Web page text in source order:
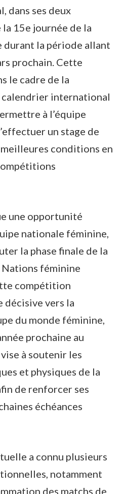
dans ses deux
la 15e journée de la
durant la période allant
prochain. Cette
le cadre de la
international
à l’équipe
un stage de
conditions en
une opportunité
nationale féminine,
la phase finale de la
Nations féminine
compétition
décisive vers la
du monde féminine,
prochaine au
à soutenir les
et physiques de la
de renforcer ses
échéances
a connu plusieurs
notamment
des matchs de